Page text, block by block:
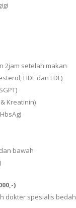
2jam setelah makan
HDL dan LDL)
Kreatinin)
bawah
)
dokter spesialis bedah